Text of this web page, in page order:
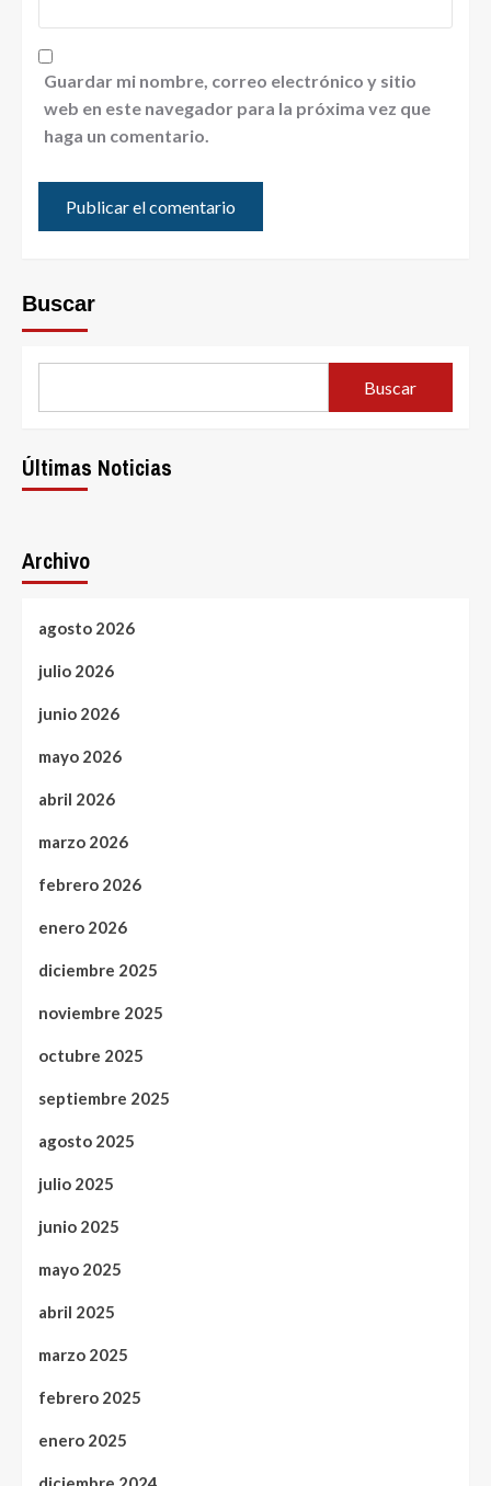
Guardar mi nombre, correo electrónico y sitio
web en este navegador para la próxima vez que
haga un comentario.
Buscar
Buscar
Últimas Noticias
Archivo
agosto 2026
julio 2026
junio 2026
mayo 2026
abril 2026
marzo 2026
febrero 2026
enero 2026
diciembre 2025
noviembre 2025
octubre 2025
septiembre 2025
agosto 2025
julio 2025
junio 2025
mayo 2025
abril 2025
marzo 2025
febrero 2025
enero 2025